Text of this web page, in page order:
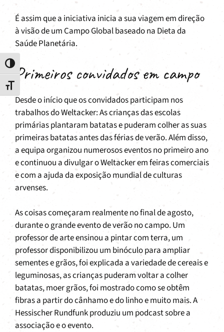
Toggle High Contrast
Toggle Font size
É assim que a iniciativa inicia a sua viagem em direção
à visão de um Campo Global baseado na Dieta da
Saúde Planetária.
Primeiros convidados em campo
Desde o início que os convidados participam nos
trabalhos do Weltacker: As crianças das escolas
primárias plantaram batatas e puderam colher as suas
primeiras batatas antes das férias de verão. Além disso,
a equipa organizou numerosos eventos no primeiro ano
e continuou a divulgar o Weltacker em feiras comerciais
e com a ajuda da exposição mundial de culturas
arvenses.
As coisas começaram realmente no final de agosto,
durante o grande evento de verão no campo. Um
professor de arte ensinou a pintar com terra, um
professor disponibilizou um binóculo para ampliar
sementes e grãos, foi explicada a variedade de cereais e
leguminosas, as crianças puderam voltar a colher
batatas, moer grãos, foi mostrado como se obtêm
fibras a partir do cânhamo e do linho e muito mais. A
Hessischer Rundfunk produziu um podcast sobre a
associação e o evento.